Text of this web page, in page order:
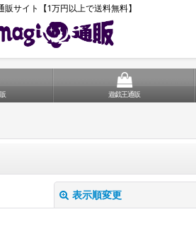
販サイト【1万円以上で送料無料】
遊戯王通販
表示順変更